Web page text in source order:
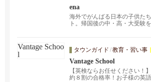
ena
海外でがんばる日本の子供た
ト。帰国後の中・高・大受験
受験の学年では受験用のクラ
す。一方、現地校の日々の学
ためのクラスも用意しており
日が浅い生徒のためのELD対
校の授業をフォローアップす
タウンガイド /教育・習い事
Vantage School
【英検ならお任せください！
約８割の合格率！お子様の英